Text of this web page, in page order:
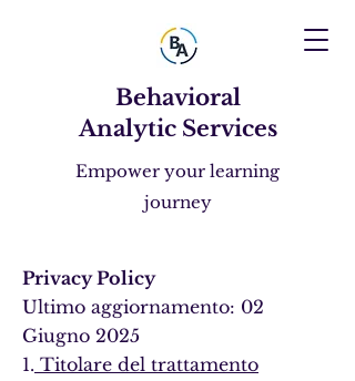
Behavioral
Analytic Services
Empower your learning
journey
Privacy Policy
Ultimo aggiornamento: 02
Giugno 2025
1. Titolare del trattamento